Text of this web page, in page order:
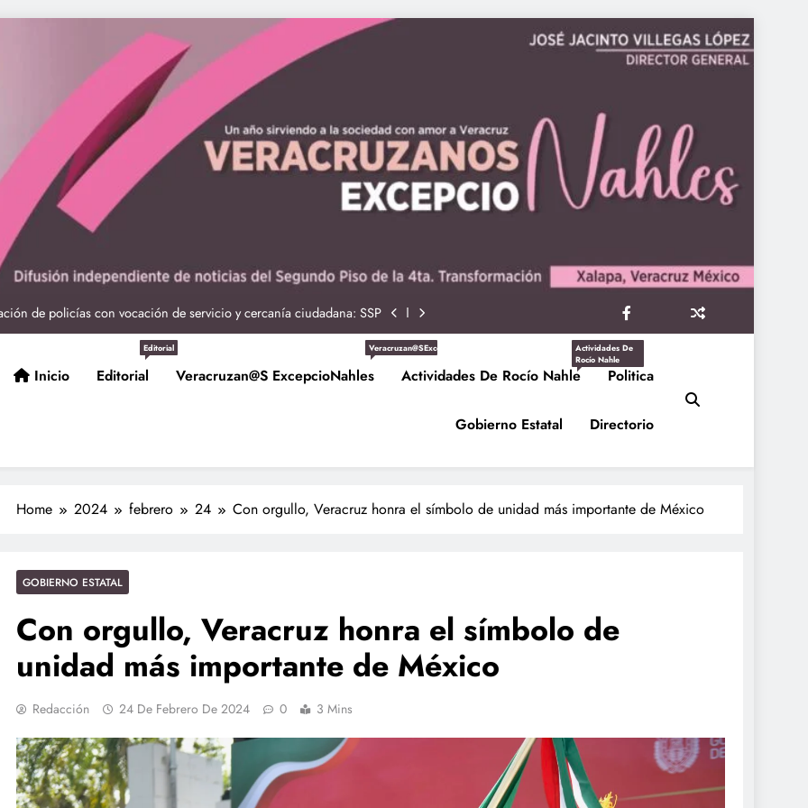
seguras: más de 982 elementos resguardan destinos turísticos
Nahle a la presidenta Claudia Sheinbaum en graduación de cadetes
de policías con vocación de servicio y cercanía ciudadana: SSP
Entrega Gobernadora 5 mil apoyos a la Palabra y a la Familia
seguras: más de 982 elementos resguardan destinos turísticos
de policías con vocación de servicio y cercanía ciudadana: SSP
Entrega Gobernadora 5 mil apoyos a la Palabra y a la Familia
Inicio Editorial
Editorial
Veracruzan@s ExcepcioNahles
Veracruzan@sExcepcioNahles
Actividades De Rocío Nahle
Actividades De
Rocío Nahle
Politica
Gobierno Estatal Directorio
Home 2024 febrero 24 Con orgullo, Veracruz honra el símbolo de unidad más importante de México
GOBIERNO ESTATAL
Con orgullo, Veracruz honra el símbolo de
unidad más importante de México
Redacción 24 De Febrero De 2024 0 3 Mins